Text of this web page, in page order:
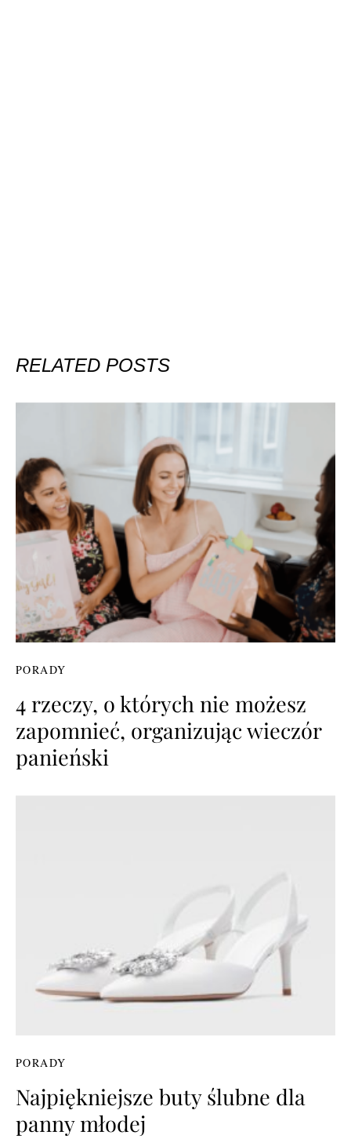
RELATED POSTS
PORADY
4 rzeczy, o których nie możesz
zapomnieć, organizując wieczór
panieński
PORADY
Najpiękniejsze buty ślubne dla
panny młodej